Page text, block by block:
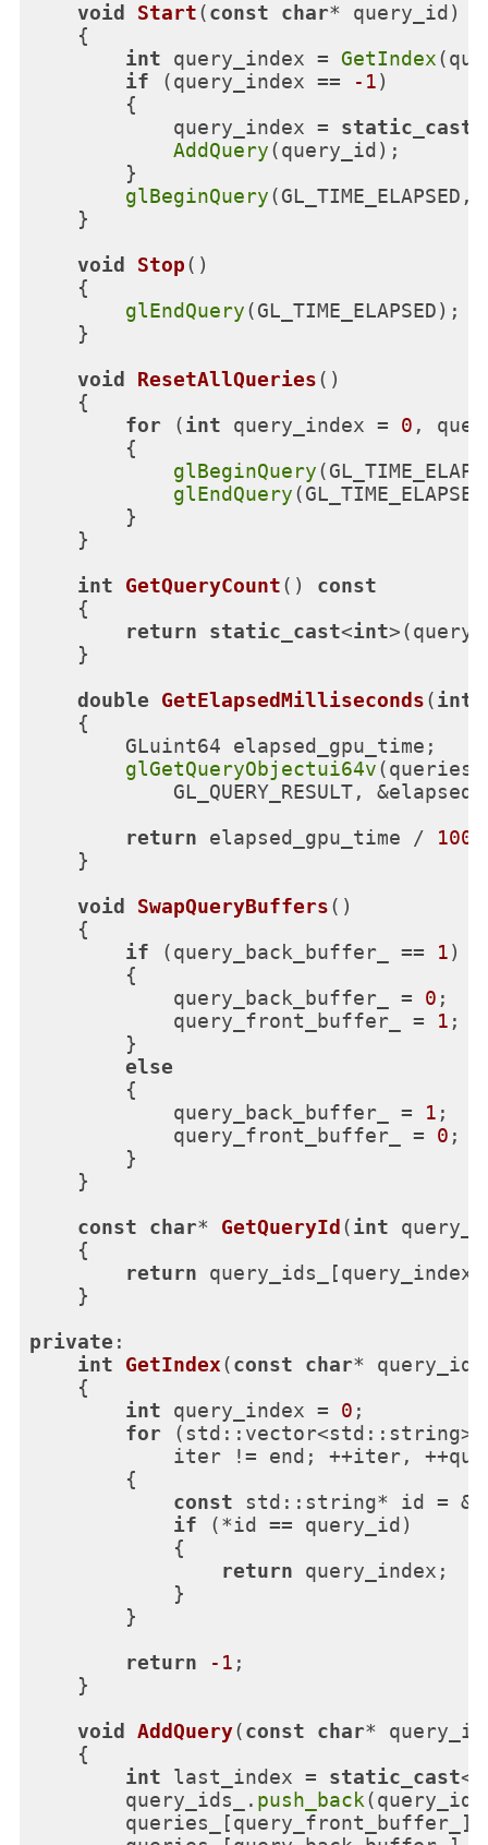
void
Start(const char* query_id)
{
int query_index = GetIndex
if (query_index == -1)
        {
            query_index =
static_cast
AddQuery(query_id);
        }
glBeginQuery
    }
void
Stop()
{
glEndQuery(GL_TIME_ELAPSED);
    }
void
ResetAllQueries()
{
for (int query_index = 0 ,
        {
glBeginQuery
glEndQuery
        }
    }
int
GetQueryCount()
const
{
return
static_cast<int
    }
double
GetElapsedMilliseconds(int
{
        GLuint64 elapsed_gpu_time;
glGetQueryObjectui64v
GL_QUERY_RESULT,
return elapsed_gpu_time /
    }
void
SwapQueryBuffers()
{
if (query_back_buffer_ == 1)
        {
            query_back_buffer_ =
0 ;
            query_front_buffer_ =
1 ;
        }
else
        {
            query_back_buffer_ =
1 ;
            query_front_buffer_ =
0 ;
        }
    }
const
char* GetQueryId (int
{
return
    }
private :
int
GetIndex(const char* query_id)
{
int query_index = 0 ;
for
iter != end; ++iter,
        {
const std::string* id =
if (*id == query_id)
            {
return query_index;
            }
        }
return
-1 ;
    }
void
AddQuery(const char*
{
int last_index = static_cast<
        query_ids_.
push_back
        queries_[query_front_buffer_].